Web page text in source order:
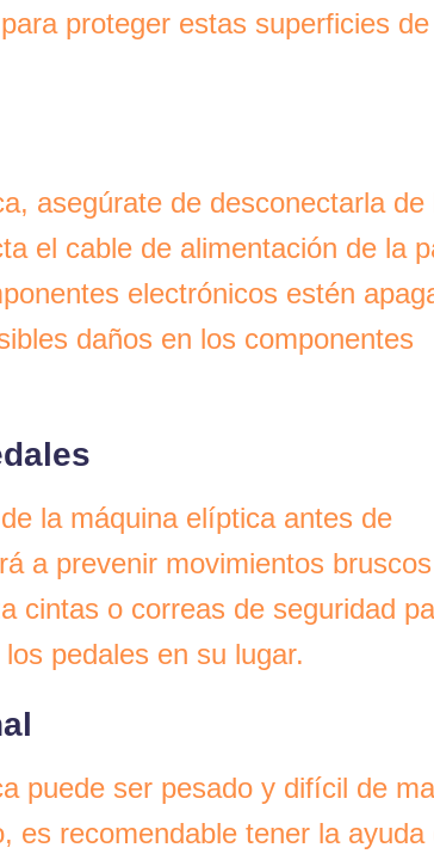
proteger estas superficies de
asegúrate de desconectarla de
el cable de alimentación de la
electrónicos estén
daños en los componentes
la máquina elíptica antes de
a prevenir movimientos
cintas o correas de seguridad
pedales en su lugar.
puede ser pesado y difícil de
es recomendable tener la ayuda